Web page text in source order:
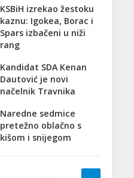
KSBiH izrekao žestoku
kaznu: Igokea, Borac i
Spars izbačeni u niži
rang
Kandidat SDA Kenan
Dautović je novi
načelnik Travnika
Naredne sedmice
pretežno oblačno s
kišom i snijegom